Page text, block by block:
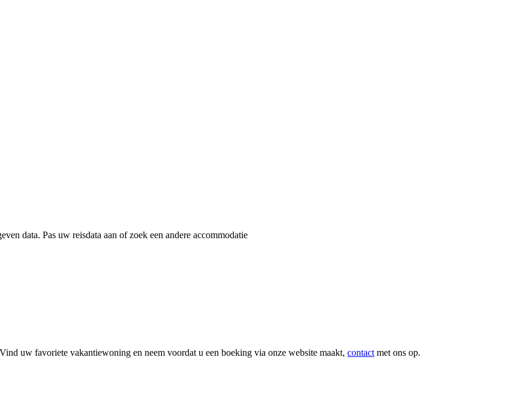
data. Pas uw reisdata aan of zoek een andere accommodatie
uw favoriete vakantiewoning en neem voordat u een boeking via onze website maakt, contact met ons op.